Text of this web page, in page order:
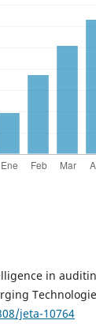
in
jeta-10764